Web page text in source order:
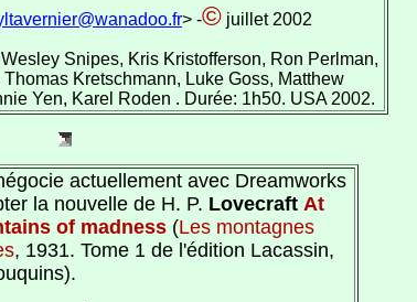
> -© juillet 2002
Snipes, Kris Kristofferson, Ron Perlman,
Kretschmann, Luke Goss, Matthew
Yen, Karel Roden . Durée: 1h50. USA 2002.
actuellement avec Dreamworks
la nouvelle de H. P. Lovecraft At
of madness (Les montagnes
, 1931. Tome 1 de l'édition Lacassin,